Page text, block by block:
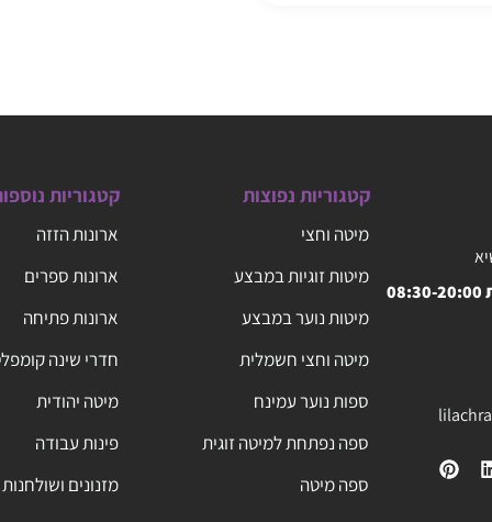
קטגוריות נפוצות
מיטה וחצי
מיטות זוגיות במבצע
מיטות נוער במבצע
מיטה וחצי חשמלית
ספות נוער עמינח
ספה נפתחת למיטה זוגית
ספה מיטה
קטגוריות
ארונות הזזה
ארונות ספרים
ארונות פתיחה
חדרי שינה
מיטה יהודית
פינות עבודה
מזנונים ושולחנות